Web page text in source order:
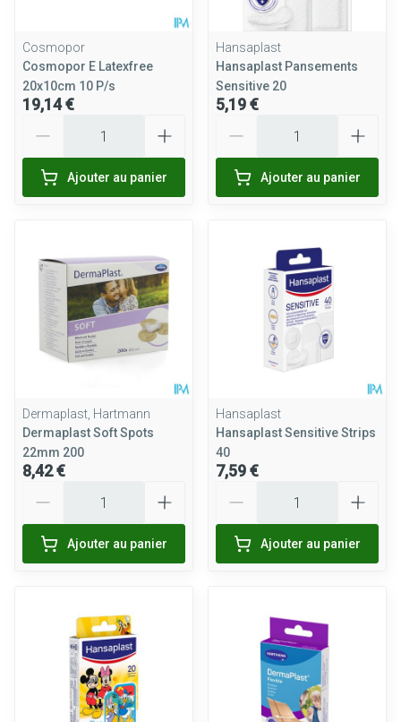
Cosmopor
Cosmopor E Latexfree
20x10cm 10 P/s
19,14 €
Ajouter au panier
Hansaplast
Hansaplast Pansements
Sensitive 20
5,19 €
Ajouter au panier
Dermaplast, Hartmann
Dermaplast Soft Spots
22mm 200
8,42 €
Ajouter au panier
Hansaplast
Hansaplast Sensitive Strips
40
7,59 €
Ajouter au panier